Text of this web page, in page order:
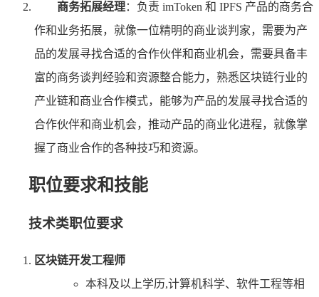
商务拓展经理：负责 imToken 和 IPFS 产品的商务合
作和业务拓展，就像一位精明的商业谈判家，需要为产
品的发展寻找合适的合作伙伴和商业机会，需要具备丰
富的商务谈判经验和资源整合能力，熟悉区块链行业的
产业链和商业合作模式，能够为产品的发展寻找合适的
合作伙伴和商业机会，推动产品的商业化进程，就像掌
握了商业合作的各种技巧和资源。
职位要求和技能
技术类职位要求
区块链开发工程师
本科及以上学历,计算机科学、软件工程等相